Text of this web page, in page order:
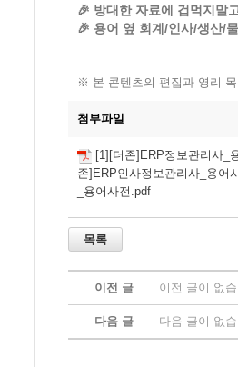
🎉 방대한 자료에 겁먹지말
🎉 용어 옆 회계/인사/생산/
※ 본 콘텐츠의 편집과 영리
첨부파일
[1][더존]ERP정보관리사_
존]ERP인사정보관리사_용어
_용어사전.pdf
이전 글 이전 글이 없
다음 글 다음 글이 없